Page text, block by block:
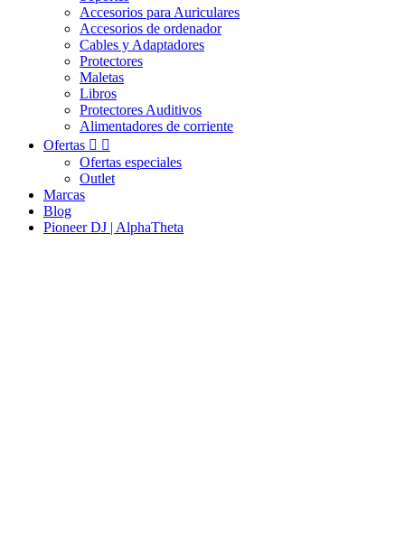
Accesorios para Auriculares
Accesorios de ordenador
Cables y Adaptadores
Protectores
Maletas
Libros
Protectores Auditivos
Alimentadores de corriente
Ofertas  
Ofertas especiales
Outlet
Marcas
Blog
Pioneer DJ | AlphaTheta